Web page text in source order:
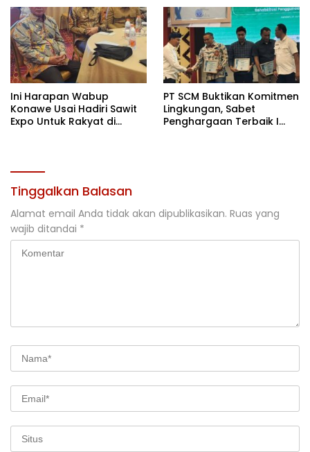
Ini Harapan Wabup
Konawe Usai Hadiri Sawit
Expo Untuk Rakyat di
PT SCM Buktikan Komitmen
Lingkungan, Sabet
Penghargaan Terbaik I
Tinggalkan Balasan
Alamat email Anda tidak akan dipublikasikan. Ruas yang
wajib ditandai *